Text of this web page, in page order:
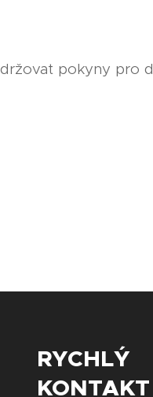
pokyny pro
RYCHLÝ
KONTAKT